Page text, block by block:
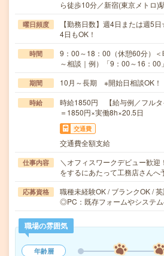
ら徒歩10分／新宿(東京メトロ)
曜日頻度
【勤務日数】週4日または週5
4日もOK！
時間
9：00～18：00（休憩60分）
～相談｜例）「9：00～16：
期間 10月～長期 ※開始日相談OK！
時給
時給1850円 【給与例／フルタ
＝1850円×実働8h×20.5日
交通費
交通費全額支給
仕事内容
＼オフィスワークデビュー歓
をするにあたって工務店さん
応募資格
職種未経験OK / ブランクOK /
◎PC：既存フォームやシステ
職場の雰囲気
年齢層